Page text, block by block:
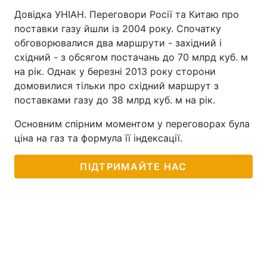
Довідка УНІАН. Переговори Росії та Китаю про
поставки газу йшли із 2004 року. Спочатку
обговорювалися два маршрути - західний і
східний - з обсягом постачань до 70 млрд куб. м
на рік. Однак у березні 2013 року сторони
домовилися тільки про східний маршрут з
поставками газу до 38 млрд куб. м на рік.
Основним спірним моментом у переговорах була
ціна на газ та формула її індексації.
ПІДТРИМАЙТЕ НАС